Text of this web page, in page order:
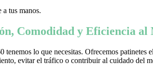
tus manos.
Comodidad y Eficiencia
lo que necesitas. Ofrecemos patinetes
evitar el tráfico o contribuir al cuidado del